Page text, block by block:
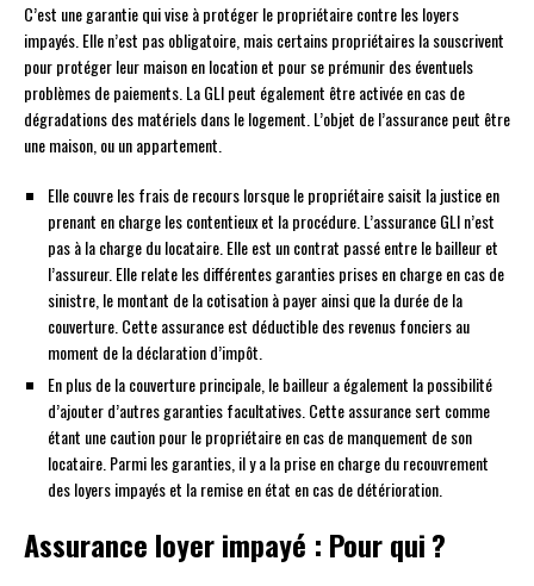
C’est une garantie qui vise à protéger le propriétaire contre les loyers
impayés. Elle n’est pas obligatoire, mais certains propriétaires la souscrivent
pour protéger leur maison en location et pour se prémunir des éventuels
problèmes de paiements. La GLI peut également être activée en cas de
dégradations des matériels dans le logement. L’objet de l’assurance peut être
une maison, ou un appartement.
Elle couvre les frais de recours lorsque le propriétaire saisit la justice en
prenant en charge les contentieux et la procédure. L’assurance GLI n’est
pas à la charge du locataire. Elle est un contrat passé entre le bailleur et
l’assureur. Elle relate les différentes garanties prises en charge en cas de
sinistre, le montant de la cotisation à payer ainsi que la durée de la
couverture. Cette assurance est déductible des revenus fonciers au
moment de la déclaration d’impôt.
En plus de la couverture principale, le bailleur a également la possibilité
d’ajouter d’autres garanties facultatives. Cette assurance sert comme
étant une caution pour le propriétaire en cas de manquement de son
locataire. Parmi les garanties, il y a la prise en charge du recouvrement
des loyers impayés et la remise en état en cas de détérioration.
Assurance loyer impayé : Pour qui ?